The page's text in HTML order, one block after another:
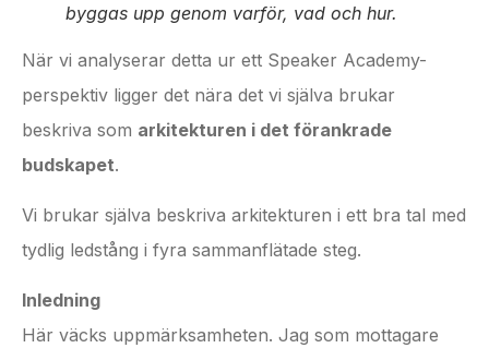
byggas upp genom varför, vad och hur.
När vi analyserar detta ur ett Speaker Academy-
perspektiv ligger det nära det vi själva brukar
beskriva som arkitekturen i det förankrade
budskapet.
Vi brukar själva beskriva arkitekturen i ett bra tal med
tydlig ledstång i fyra sammanflätade steg.
Inledning
Här väcks uppmärksamheten. Jag som mottagare